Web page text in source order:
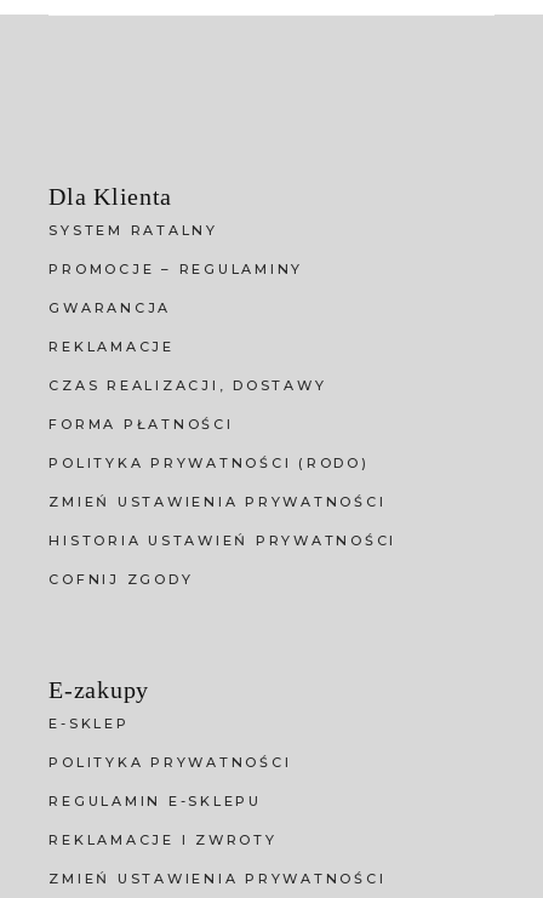
Dla Klienta
SYSTEM RATALNY
PROMOCJE – REGULAMINY
GWARANCJA
REKLAMACJE
CZAS REALIZACJI, DOSTAWY
FORMA PŁATNOŚCI
POLITYKA PRYWATNOŚCI (RODO)
ZMIEŃ USTAWIENIA PRYWATNOŚCI
HISTORIA USTAWIEŃ PRYWATNOŚCI
COFNIJ ZGODY
E-zakupy
E-SKLEP
POLITYKA PRYWATNOŚCI
REGULAMIN E-SKLEPU
REKLAMACJE I ZWROTY
ZMIEŃ USTAWIENIA PRYWATNOŚCI